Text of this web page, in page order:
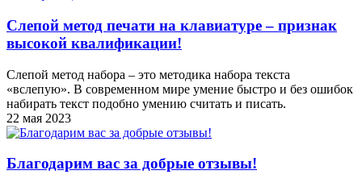
Слепой метод печати на клавиатуре – признак
высокой квалификации!
Слепой метод набора – это методика набора текста
«вслепую». В современном мире умение быстро и без ошибок
набирать текст подобно умению считать и писать.
22 мая 2023
Благодарим вас за добрые отзывы!